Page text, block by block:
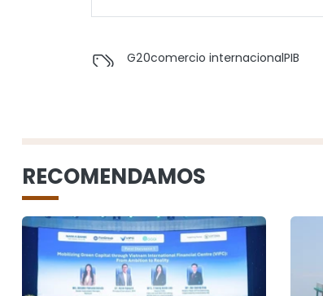
G20comercio internacionalPIB
RECOMENDAMOS